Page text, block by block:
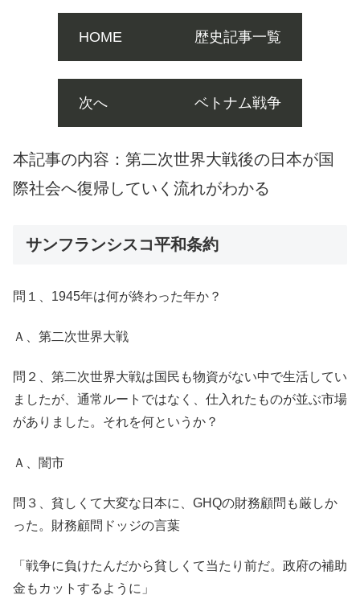
HOME 歴史記事一覧
次へ ベトナム戦争
本記事の内容：第二次世界大戦後の日本が国
際社会へ復帰していく流れがわかる
サンフランシスコ平和条約
問１、1945年は何が終わった年か？
Ａ、第二次世界大戦
問２、第二次世界大戦は国民も物資がない中で生活してい
ましたが、通常ルートではなく、仕入れたものが並ぶ市場
がありました。それを何というか？
Ａ、闇市
問３、貧しくて大変な日本に、GHQの財務顧問も厳しか
った。財務顧問ドッジの言葉
「戦争に負けたんだから貧しくて当たり前だ。政府の補助
金もカットするように」